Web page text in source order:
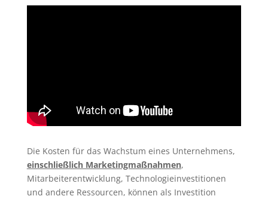
Die Kosten für das Wachstum eines Unternehmens,
einschließlich Marketingmaßnahmen,
Mitarbeiterentwicklung, Technologieinvestitionen
und andere Ressourcen, können als Investition